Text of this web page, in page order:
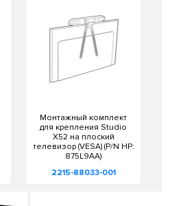
Монтажный комплект
для крепления Studio
X52 на плоский
телевизор (VESA) (P/N HP:
875L9AA)
2215-88033-001